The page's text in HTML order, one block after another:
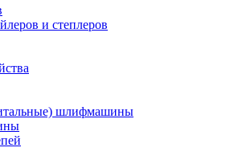
и степлеров
шлифмашины